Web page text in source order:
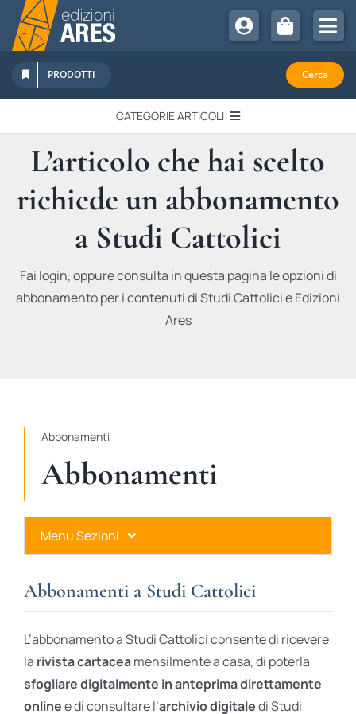
Salta
contenuto
Chi Siamo
Sostienici
Abbonamenti
Promozioni
Newsletter
PRODOTTI Cerca
CATEGORIE ARTICOLI
EDITORIALI
IN QUESTO NUMERO
RECENSIONI
L’articolo che hai scelto
richiede un abbonamento
a Studi Cattolici
Fai login, oppure consulta in questa pagina le opzioni di
abbonamento per i contenuti di Studi Cattolici e Edizioni
Ares
Abbonamenti
Abbonamenti
Menu Sezioni
Ares Gold
Ares Digital
Ares Gift Card
Abbonamenti a Studi Cattolici
L’abbonamento a Studi Cattolici consente di ricevere
la rivista cartaceamensilmente a casa, di poterla
sfogliare digitalmente in anteprima direttamente
onlinee di consultare l’archivio digitaledi Studi